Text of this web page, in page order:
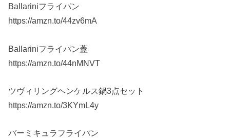
Ballariniフライパン
https://amzn.to/44zv6mA
Ballariniフライパン蓋
https://amzn.to/44nMNVT
ツヴィリングヘンケルス鍋3点セット
https://amzn.to/3KYmL4y
バーミキュラフライパン